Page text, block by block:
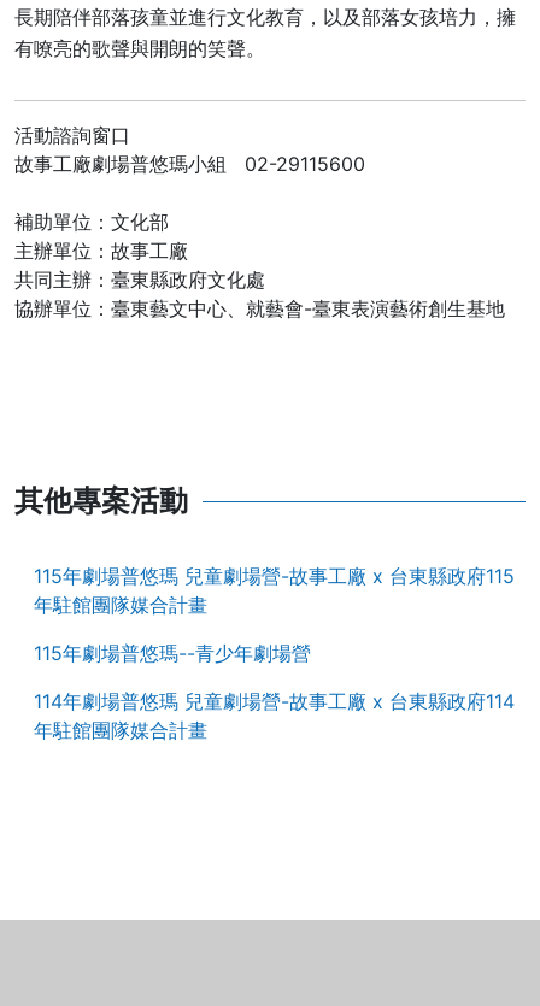
長期陪伴部落孩童並進行文化教育，以及部落女孩培力，擁
有嘹亮的歌聲與開朗的笑聲。
活動諮詢窗口
故事工廠劇場普悠瑪小組 02-29115600
補助單位：文化部
主辦單位：故事工廠
共同主辦：臺東縣政府文化處
協辦單位：臺東藝文中心、就藝會-臺東表演藝術創生基地
其他專案活動
115年劇場普悠瑪 兒童劇場營-故事工廠 x 台東縣政府115
年駐館團隊媒合計畫
115年劇場普悠瑪--青少年劇場營
114年劇場普悠瑪 兒童劇場營-故事工廠 x 台東縣政府114
年駐館團隊媒合計畫